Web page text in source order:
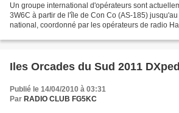
Un groupe international d'opérateurs sont
3W6C à partir de l'île de Con Co (AS-185)
national, coordonné par les opérateurs de radio
Iles Orcades du Sud 2011
Publié le 14/04/2010 à 03:31
Par RADIO CLUB FG5KC